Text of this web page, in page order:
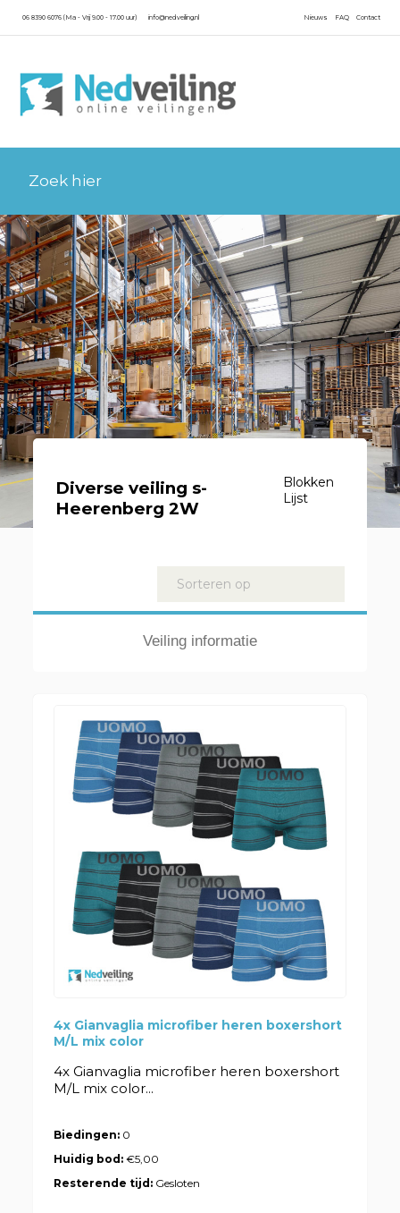
06 8390 6076 (Ma - Vrij 9.00 - 17.00 uur) info@nedveiling.nl Contact
FAQ
Nieuws
Diverse veiling s-
Heerenberg 2W
Blokken
Lijst
Kavels
Veiling informatie
Sorteren op
4x Gianvaglia microfiber heren boxershort
M/L mix color
4x Gianvaglia microfiber heren boxershort
M/L mix color...
Biedingen: 0
Huidig bod:€5,00
Resterende tijd: Gesloten